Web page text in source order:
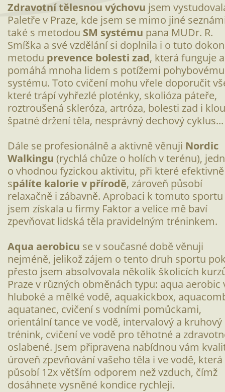
Zdravotní tělesnou výchovu jsem
Paletře v Praze, kde jsem se mimo jiné
také s metodou SM systému pana MUDr. R.
Smíška a své vzdělání si doplnila i o tuto
metodu prevence bolesti zad, která funguje a
pomáhá mnoha lidem s potížemi pohybovému
systému. Toto cvičení mohu vřele doporučit
které trápí vyhřezlé ploténky, skolióza páteře,
roztroušená skleróza, artróza, bolesti zad i
špatné držení těla, nesprávný dechový cyklus...
Dále se profesionálně a aktivně věnuji Nordic
Walkingu (rychlá chůze o holích v terénu),
o vhodnou fyzickou aktivitu, při které efektivně
spálíte kalorie v přírodě, zároveň působí
relaxačně i zábavně. Aprobaci k tomuto sportu
jsem získala u firmy Faktor a velice mě baví
zpevňovat lidská těla pravidelným tréninkem.
Aqua aerobicu se v současné době věnuji
nejméně, jelikož zájem o tento druh sportu
přesto jsem absolvovala několik školicích
Praze v různých obměnách typu: aqua aerobic
hluboké a mělké vodě, aquakickbox,
aquatanec, cvičení s vodními pomůckami,
orientální tance ve vodě, intervalový a kruhový
trénink, cvičení ve vodě pro těhotné a
oslabené. Jsem připravena nabídnou vám
úroveň zpevňování vašeho těla i ve vodě, která
působí 12x větším odporem než vzduch, čímž
dosáhnete vysněné kondice rychleji.